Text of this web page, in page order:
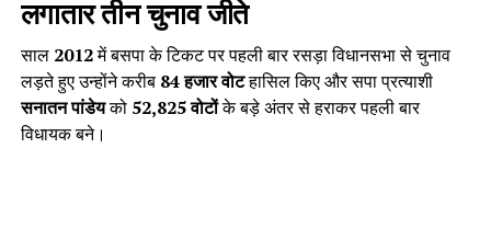
लगातार तीन चुनाव जीते
साल 2012में बसपा के टिकट पर पहली बार रसड़ा विधानसभा से चुनाव
लड़ते हुए उन्होंने करीब 84 हजार वोटहासिल किए और सपा प्रत्याशी
सनातन पांडेयको 52,825 वोटोंके बड़े अंतर से हराकर पहली बार
विधायक बने।